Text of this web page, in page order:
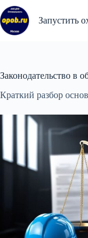
Перейти
к
сути
Запустить
Законодательство в
Краткий разбор